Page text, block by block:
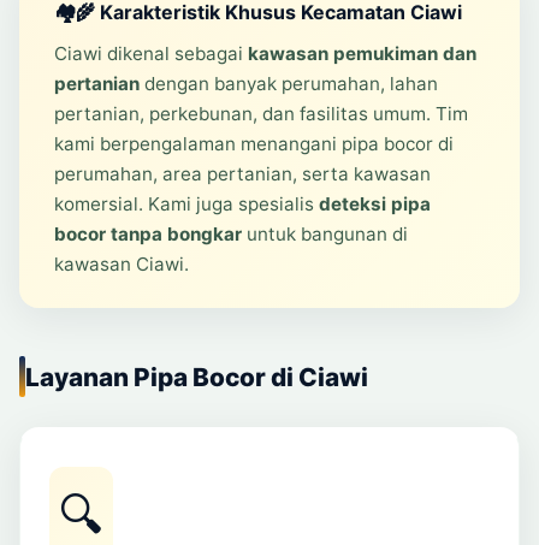
🏘️🌾 Karakteristik Khusus Kecamatan Ciawi
Ciawi dikenal sebagai kawasan pemukiman dan
pertaniandengan banyak perumahan, lahan
pertanian, perkebunan, dan fasilitas umum. Tim
kami berpengalaman menangani pipa bocor di
perumahan, area pertanian, serta kawasan
komersial. Kami juga spesialis deteksi pipa
bocor tanpa bongkaruntuk bangunan di
kawasan Ciawi.
Layanan Pipa Bocor di Ciawi
🔍